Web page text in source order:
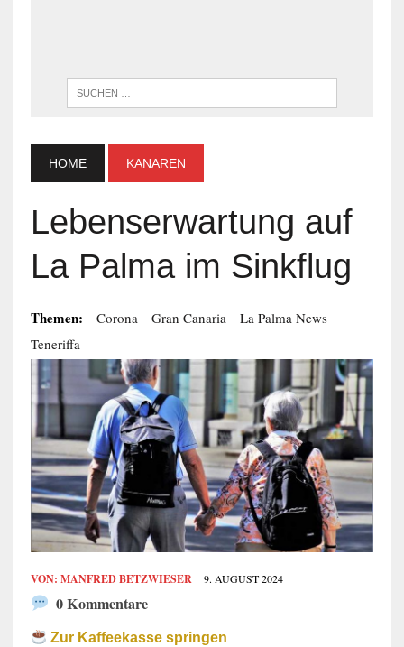
HOME KANAREN
Lebenserwartung auf
La Palma im Sinkflug
Themen: Corona Gran Canaria
La Palma News
Teneriffa
VON: MANFRED BETZWIESER 9. AUGUST 2024
0 Kommentare
Zur Kaffeekasse springen